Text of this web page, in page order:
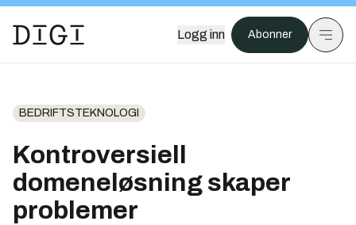
Logg inn Abonner
BEDRIFTSTEKNOLOGI
Kontroversiell
domeneløsning skaper
problemer